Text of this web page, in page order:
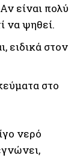
είναι πολύ
να ψηθεί.
ειδικά στον
στο
νερό